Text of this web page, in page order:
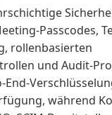
Passcodes,
rollenbasierten
und Audit-
End-
während